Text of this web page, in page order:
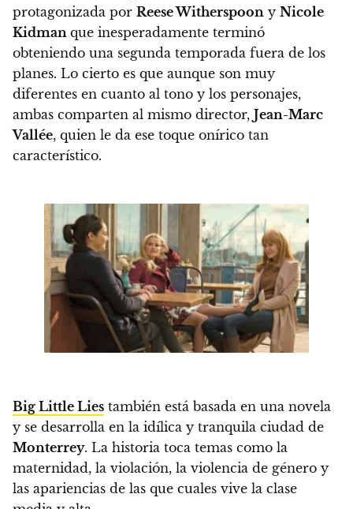
protagonizada por Reese Witherspoon y Nicole
Kidman que inesperadamente terminó
obteniendo una segunda temporada fuera de los
planes. Lo cierto es que aunque son muy
diferentes en cuanto al tono y los personajes,
ambas comparten al mismo director, Jean-Marc
Vallée, quien le da ese toque onírico tan
característico.
Big Little Lies también está basada en una novela
y se desarrolla en la idílica y tranquila ciudad de
Monterrey. La historia toca temas como la
maternidad, la violación, la violencia de género y
las apariencias de las que cuales vive la clase